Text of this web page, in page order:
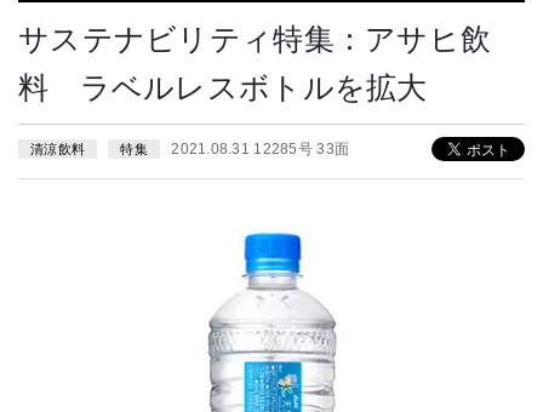
サステナビリティ特集：アサヒ飲
料 ラベルレスボトルを拡大
清涼飲料 特集 2021.08.31 12285号 33面